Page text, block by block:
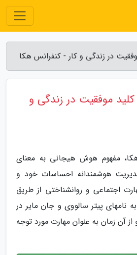
در زندگی و کار - کنفرانس هکا
موفقیت در زندگی و
مفهوم هوش هیجانی به معنای
هوشمندانه احساسات خود و
اجتماعی و روانشناختی از طریق
نامهای پیتر سالووی و جان مایر در
شد و از آن زمان به عنوان مهارت مورد توجه